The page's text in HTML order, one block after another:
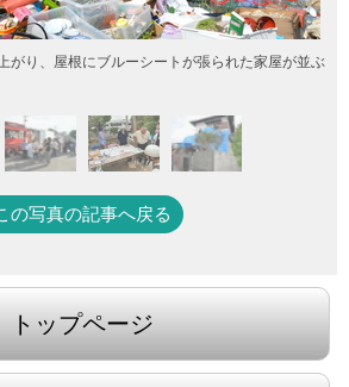
がり、屋根にブルーシートが張られた家屋が並ぶ
の写真の記事へ戻る
トップページ